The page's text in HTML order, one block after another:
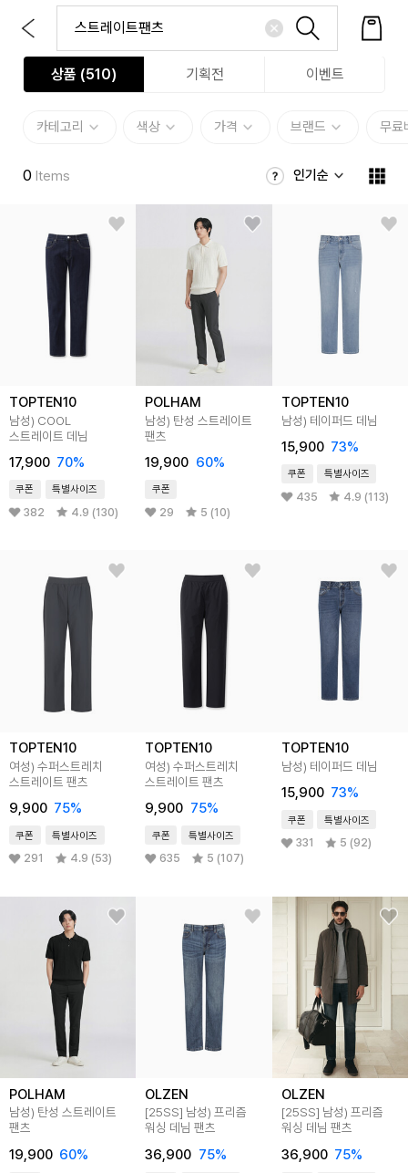
상품 (510) 기획전 이벤트
카테고리 색상 가격 브랜드 무료
0 Items 인기순
TOPTEN10
남성) COOL
스트레이트 데님
17,900 70%
쿠폰 특별사이즈
382 4.9 (130)
POLHAM
남성) 탄성 스트레이트
팬츠
19,900 60%
쿠폰
29 5 (10)
TOPTEN10
남성) 테이퍼드 데님
15,900 73%
쿠폰 특별사이즈
435 4.9 (113)
TOPTEN10
여성) 수퍼스트레치
스트레이트 팬츠
9,900 75%
쿠폰 특별사이즈
291 4.9 (53)
TOPTEN10
여성) 수퍼스트레치
스트레이트 팬츠
9,900 75%
쿠폰 특별사이즈
635 5 (107)
TOPTEN10
남성) 테이퍼드 데님
15,900 73%
쿠폰 특별사이즈
331 5 (92)
POLHAM
남성) 탄성 스트레이트
팬츠
19,900 60%
OLZEN
[25SS] 남성) 프리즘
워싱 데님 팬츠
36,900 75%
OLZEN
[25SS] 남성) 프리즘
워싱 데님 팬츠
36,900 75%